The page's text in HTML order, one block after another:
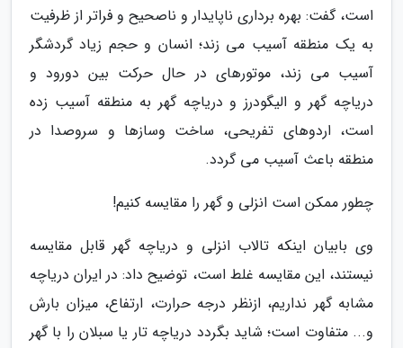
است، گفت: بهره برداری ناپایدار و ناصحیح و فراتر از ظرفیت
به یک منطقه آسیب می زند؛ انسان و حجم زیاد گردشگر
آسیب می زند، موتورهای در حال حرکت بین دورود و
دریاچه گهر و الیگودرز و دریاچه گهر به منطقه آسیب زده
است، اردوهای تفریحی، ساخت وسازها و سروصدا در
منطقه باعث آسیب می گردد.
چطور ممکن است انزلی و گهر را مقایسه کنیم!
وی بابیان اینکه تالاب انزلی و دریاچه گهر قابل مقایسه
نیستند، این مقایسه غلط است، توضیح داد: در ایران دریاچه
مشابه گهر نداریم، ازنظر درجه حرارت، ارتفاع، میزان بارش
و... متفاوت است؛ شاید بگردد دریاچه تار یا سبلان را با گهر